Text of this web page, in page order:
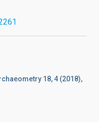
18, 4 (2018),